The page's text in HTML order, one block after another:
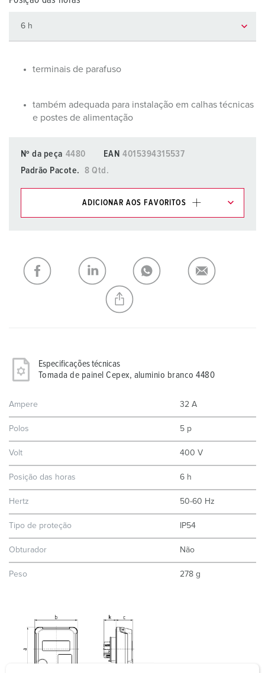
terminais de parafuso
também adequada para instalação em calhas técnicas
e postes de alimentação
Nº da peça 4480 EAN 4015394315537
Padrão Pacote.
8 Qtd.
ADICIONAR AOS FAVORITOS
Minha lista (0) ADICIONAR
CRIAR UMA NOVA LISTA
Especificações técnicas
Tomada de painel Cepex, aluminio branco 4480
Ampere 32 A
Polos 5 p
Volt 400 V
Posição das horas 6 h
Hertz 50-60 Hz
Tipo de proteção IP54
Obturador Não
Peso 278 g